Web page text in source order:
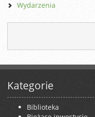
Wydarzenia
Kategorie
Biblioteka